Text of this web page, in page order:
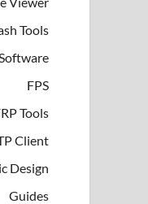
Tools
FPS
Tools
Client
Design
Guides